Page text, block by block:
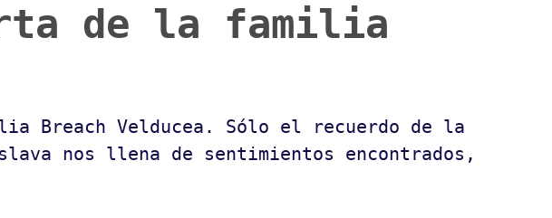
de la familia
Breach Velducea. Sólo el recuerdo de la
nos llena de sentimientos encontrados,